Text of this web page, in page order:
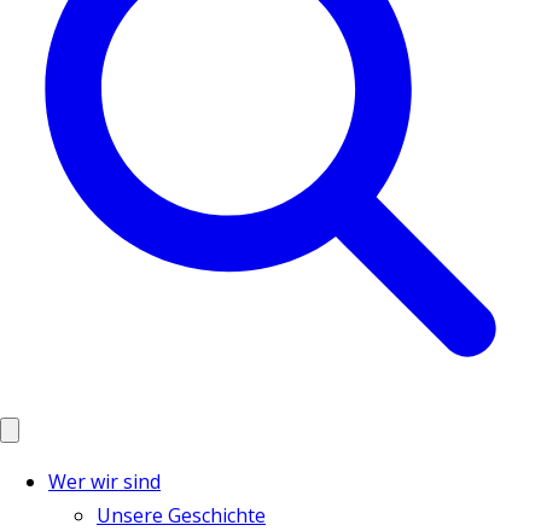
Wer wir sind
Unsere Geschichte